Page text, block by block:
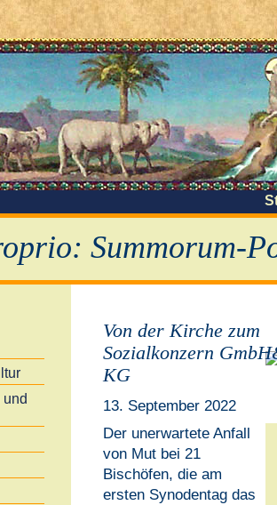
Summorum-
Von der Kirche zum
Sozialkonzern
KG
13. September 2022
Der unerwartete Anfall
von Mut bei 21
Bischöfen, die am
ersten Synodentag das